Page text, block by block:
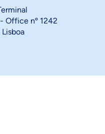
Office nº 1242